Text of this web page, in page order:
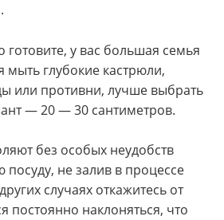
готовите, у вас большая семья
мыть глубокие кастрюли,
или противни, лучше выбрать
— 20 — 30 сантиметров.
без особых неудобств
посуду, не залив в процессе
случаях откажитесь от
постоянно наклоняться, что